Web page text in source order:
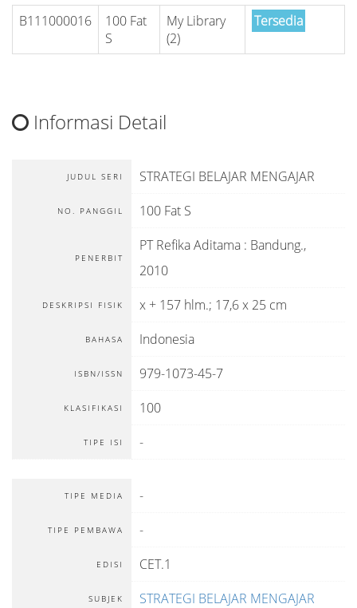
B111000016
100 Fat
S
My Library
(2)
Tersedia
Informasi Detail
JUDUL SERI STRATEGI BELAJAR MENGAJAR
NO. PANGGIL 100 Fat S
PENERBIT
PT Refika Aditama : Bandung.,
2010
DESKRIPSI FISIK x + 157 hlm.; 17,6 x 25 cm
BAHASA Indonesia
ISBN/ISSN 979-1073-45-7
KLASIFIKASI 100
TIPE ISI -
TIPE MEDIA -
TIPE PEMBAWA -
EDISI CET.1
SUBJEK STRATEGI BELAJAR MENGAJAR